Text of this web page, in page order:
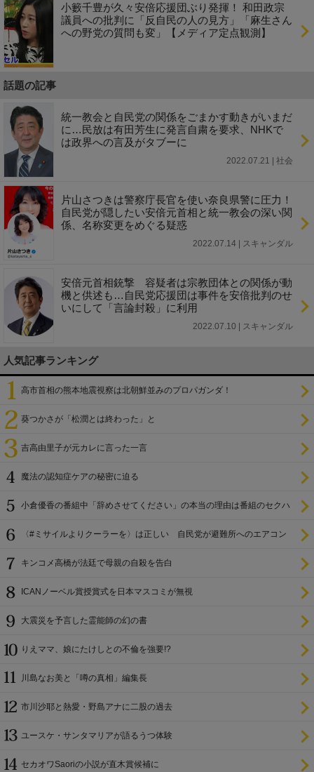
小籔千豊が久々安倍応援団ぶり発揮！ 和田政宗
議員への批判に「反自民の人の見方」「麻生さん
への野党の質問も変」【メディア定点観測】
話題の記事
統一教会と自民党の関係をごまかす動きがいまだ
に…民放は有田芳生に発言自粛を要求、NHKで
は政界への言及がタブーに
2022.07.21 | 社会
片山さつきは警察庁長官を使い奈良県警に圧力！
自民党が隠したい安倍元首相と統一教会の深い関
係、名称変更をめぐる疑惑
2022.07.14 | スキャンダル
安倍元首相銃撃 容疑者は宗教団体との関係が動
機と供述も…自民党応援団は事件を安倍批判のせ
いにして「言論封殺」に利用
2022.07.10 | スキャンダル
人気記事ランキング
高市首相の熊本地震視察は北朝鮮並みのプロパガンダ！
葵つかさが「松潤とは終わった」と
吉高由里子が元カレに言った一言
魔法の認知症ケアの秘密に迫る
小倉優香の番組中「辞めさせてください」の本当の理由は番組のセクハ
〈#ミサイルよりクーラーを〉は正しい 自民党が避難所へのエアコン
キンコメ高橋が法廷で母親の自殺を告白
ICANノーベル賞授賞式を日本マスコミが無視
大震災を予言した霊能師の幻の書
りえママ、娘にたけしとの不倫を強要!?
川島なお美と「噂の真相」編集長
市川沙耶と熱愛・野島アナに二股の過去
ユースケ・サンタマリアが語るうつ体験
セカオワSaoriの小説が直木賞候補に